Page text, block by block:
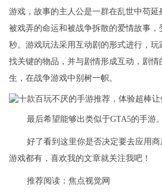
游戏，故事的主人公是一群在乱世中苟延
被戏弄的命运和被战争拆散的爱情故事
秒。游戏玩法采用互动剧的形式进行，
找关键的物品，并与剧情形成互动，剧
生，在战争游戏中别树一帜。
最后希望能够出类似于GTA5的手游。
好了看到这里你是否决定要去应用
游戏都有，喜欢我的文章就关注我吧！
推荐阅读： 焦点视觉网